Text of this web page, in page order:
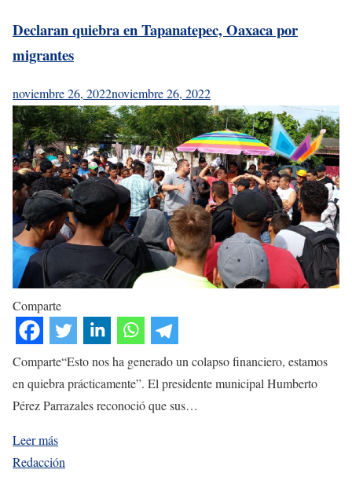
Declaran quiebra en Tapanatepec, Oaxaca por
migrantes
noviembre 26, 2022noviembre 26, 2022
Comparte
Comparte“Esto nos ha generado un colapso financiero, estamos
en quiebra prácticamente”. El presidente municipal Humberto
Pérez Parrazales reconoció que sus…
Leer más
Redacción